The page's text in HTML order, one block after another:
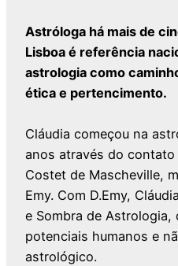
Astróloga há mais de
Lisboa é referência
astrologia como
ética e pertencimento.
Cláudia começou na
anos através do contato
Costet de Mascheville,
Emy. Com D.Emy,
e Sombra de Astrologia,
potenciais humanos e
astrológico.